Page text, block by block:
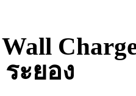
ะยอง